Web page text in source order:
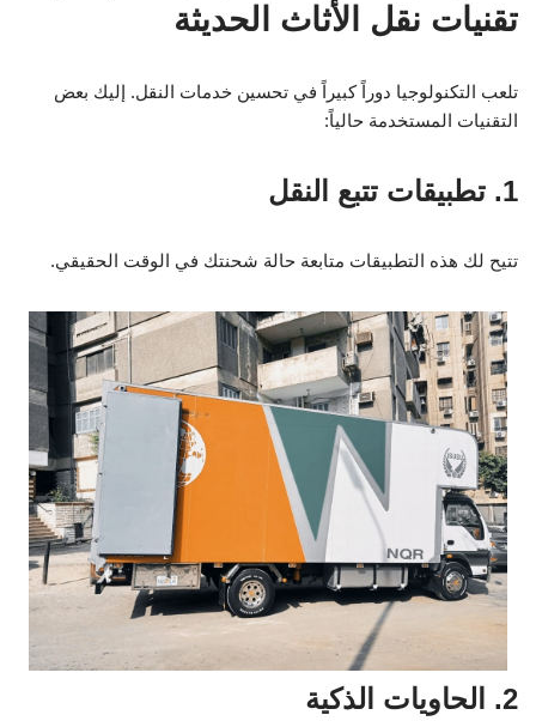
تقنيات نقل الأثاث الحديثة
تلعب التكنولوجيا دوراً كبيراً في تحسين خدمات النقل. إليك بعض
التقنيات المستخدمة حالياً:
1. تطبيقات تتبع النقل
تتيح لك هذه التطبيقات متابعة حالة شحنتك في الوقت الحقيقي.
2. الحاويات الذكية